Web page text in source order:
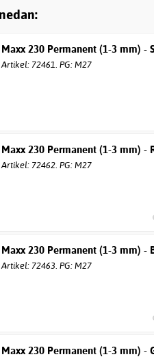
Maxx 230 Permanent (1-3 mm) -
Artikel: 72461. PG: M27
Maxx 230 Permanent (1-3 mm) -
Artikel: 72462. PG: M27
Maxx 230 Permanent (1-3 mm) -
Artikel: 72463. PG: M27
Maxx 230 Permanent (1-3 mm) -